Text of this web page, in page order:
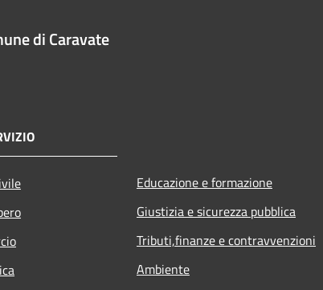
di Caravate
Educazione e formazione
Giustizia e sicurezza pubblica
Tributi,finanze e contravvenzioni
Ambiente